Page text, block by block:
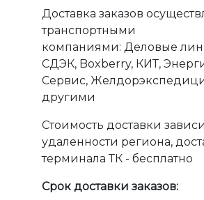
Доставка заказов
транспортными
компаниями: Деловые
СДЭК, Boxberry, КИТ,
Сервис,
другими
Стоимость доставки
удаленности региона,
терминала ТК - бесплатно
Срок доставки заказов: